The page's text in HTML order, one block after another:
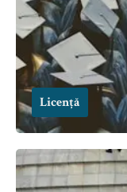
Licență